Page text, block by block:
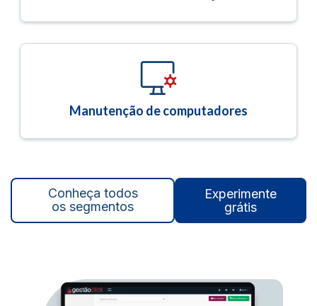
Manutenção de computadores
Conheça todos
os segmentos
Experimente
grátis